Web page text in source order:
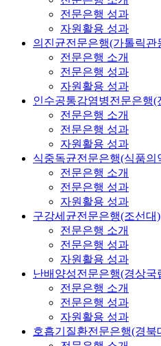
전문은행 성과
자원활용 성과
의진균전문은행(가톨릭관
전문은행 소개
전문은행 성과
자원활용 성과
인수공통감염병전문은행(
전문은행 소개
전문은행 성과
자원활용 성과
식중독균전문은행(식품의
전문은행 소개
전문은행 성과
자원활용 성과
구강세균전문은행(조선대)
전문은행 소개
전문은행 성과
자원활용 성과
난배양성전문은행(경상국
전문은행 소개
전문은행 성과
자원활용 성과
호흡기질환전문은행(경북